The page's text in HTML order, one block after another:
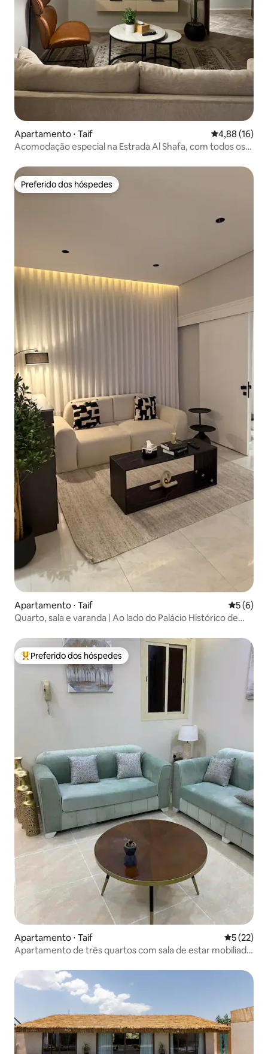
Apartamento ⋅ Taif 4,88 de uma
4,88 (16)
Acomodação especial na Estrada Al Shafa, com todos os
Preferido dos hóspedes
Preferido dos hóspedes
Apartamento ⋅ Taif 5 de
5 (6)
Quarto, sala e varanda | Ao lado do Palácio Histórico de
Entre os melhores preferidos dos hóspedes
Preferido dos hóspedes
Apartamento ⋅ Taif 5 de uma
5 (22)
Apartamento de três quartos com sala de estar mobiliado